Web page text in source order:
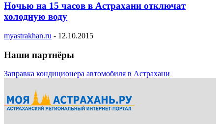
Ночью на 15 часов в Астрахани отключат
холодную воду
myastrakhan.ru - 12.10.2015
Наши партнёры
Заправка кондиционера автомобиля в Астрахани